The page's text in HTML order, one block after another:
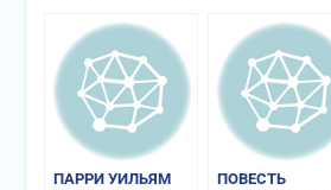
ПАРРИ УИЛЬЯМ
ПОВЕСТЬ